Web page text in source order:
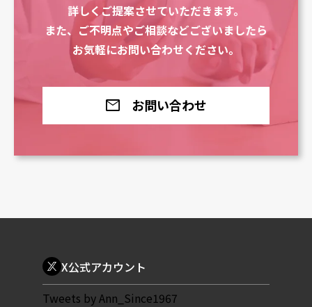
詳しくご提案させていただきます。
また、ご不明点やご相談などございましたら
お気軽にお問い合わせください。
mail お問い合わせ
X公式アカウント
Tweets by Ann_Since1967